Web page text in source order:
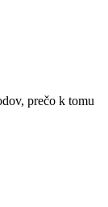
​prečo ⁣k tomu